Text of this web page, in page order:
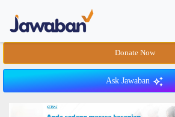
Donate Now
Ask Jawaban